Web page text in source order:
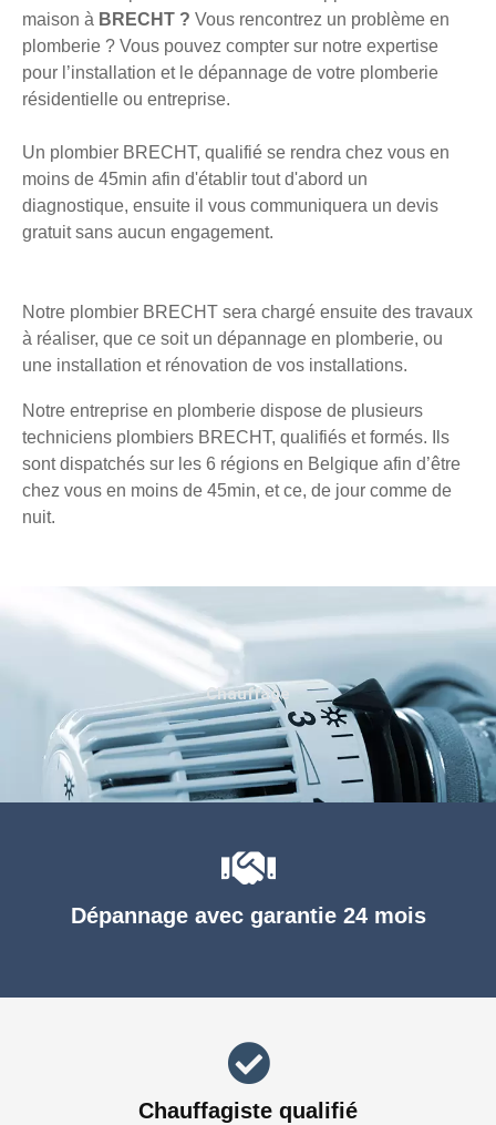
maison à BRECHT ? Vous rencontrez un problème en
plomberie ? Vous pouvez compter sur notre expertise
pour l’installation et le dépannage de votre plomberie
résidentielle ou entreprise.
Un plombier BRECHT, qualifié se rendra chez vous en
moins de 45min afin d'établir tout d'abord un
diagnostique, ensuite il vous communiquera un devis
gratuit sans aucun engagement.
Notre plombier BRECHT sera chargé ensuite des travaux
à réaliser, que ce soit un dépannage en plomberie, ou
une installation et rénovation de vos installations.
Notre entreprise en plomberie dispose de plusieurs
techniciens plombiers BRECHT, qualifiés et formés. Ils
sont dispatchés sur les 6 régions en Belgique afin d’être
chez vous en moins de 45min, et ce, de jour comme de
nuit.
Dépannage avec garantie 24 mois
Chauffagiste qualifié
Chauffage